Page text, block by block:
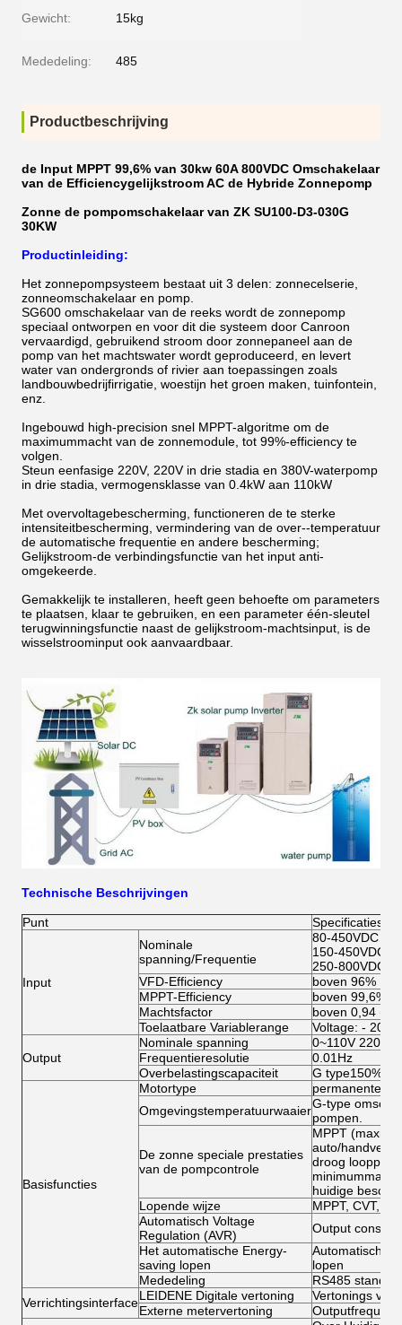
Gewicht: 15kg
Mededeling: 485
Productbeschrijving
de Input MPPT 99,6% van 30kw 60A 800VDC Omschakelaar
van de Efficiencygelijkstroom AC de Hybride Zonnepomp
Zonne de pompomschakelaar van ZK SU100-D3-030G
30KW
Productinleiding:
Het zonnepompsysteem bestaat uit 3 delen: zonnecelserie,
zonneomschakelaar en pomp.
SG600 omschakelaar van de reeks wordt de zonnepomp
speciaal ontworpen en voor dit die systeem door Canroon
vervaardigd, gebruikend stroom door zonnepaneel aan de
pomp van het machtswater wordt geproduceerd, en levert
water van ondergronds of rivier aan toepassingen zoals
landbouwbedrijfirrigatie, woestijn het groen maken, tuinfontein,
enz.
Ingebouwd high-precision snel MPPT-algoritme om de
maximummacht van de zonnemodule, tot 99%-efficiency te
volgen.
Steun eenfasige 220V, 220V in drie stadia en 380V-waterpomp
in drie stadia, vermogensklasse van 0.4kW aan 110kW
Met overvoltagebescherming, functioneren de te sterke
intensiteitbescherming, vermindering van de over--temperatuur
de automatische frequentie en andere bescherming;
Gelijkstroom-de verbindingsfunctie van het input anti-
omgekeerde.
Gemakkelijk te installeren, heeft geen behoefte om parameters
te plaatsen, klaar te gebruiken, en een parameter één-sleutel
terugwinningsfunctie naast de gelijkstroom-machtsinput, is de
wisselstroominput ook aanvaardbaar.
Technische Beschrijvingen
Punt Specificaties
Input
Nominale
spanning/Frequentie
80-450VDC
150-450VDC
250-800VDC
VFD-Efficiency
boven 96%
MPPT-Efficiency
boven 99,6%
Machtsfactor
boven 0,94
Toelaatbare Variablerange
Voltage: -
Output
Nominale spanning
0~110V 220V
Frequentieresolutie
0.01Hz
Overbelastingscapaciteit
G type150%
Basisfuncties
Motortype
permanente
OmgevingstemperatuurwaaierG-type
pompen.
De zonne speciale prestaties
van de pompcontrole
MPPT
auto/
droog
huidige
Lopende wijze
MPPT, CVT,
Automatisch Voltage
Regulation (AVR)
Output
Het automatische Energy-
saving lopen
Automatisch
lopen
Mededeling
RS485
VerrichtingsinterfaceLEIDENE Digitale vertoning
Vertonings
Externe metervertoning